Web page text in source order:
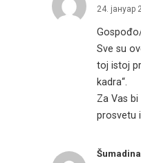
24. јануар
Sve su
toj istoj
kadra“.
Za Vas
prosvetu